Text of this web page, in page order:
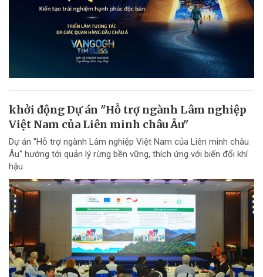
khởi động Dự án "Hỗ trợ ngành Lâm nghiệp
Việt Nam của Liên minh châu Âu"
Dự án "Hỗ trợ ngành Lâm nghiệp Việt Nam của Liên minh châu
Âu" hướng tới quản lý rừng bền vững, thích ứng với biến đổi khí
hậu.